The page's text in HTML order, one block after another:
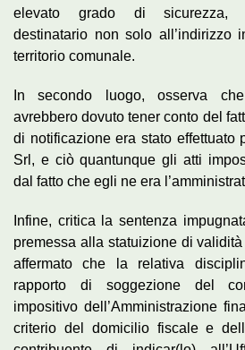
elevato grado di sicurezza,
destinatario non solo all’indirizzo
territorio comunale.
In secondo luogo, osserva
avrebbero dovuto tener conto del
di notificazione era stato effettuato
Srl, e ciò quantunque gli atti
dal fatto che egli ne era
Infine, critica la sentenza
premessa alla statuizione di
affermato che la relativa
rapporto di soggezione del
impositivo dell’Amministrazione
criterio del domicilio fiscale e